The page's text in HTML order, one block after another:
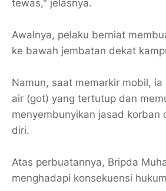
tewas," jelasnya.
Awalnya, pelaku berniat
ke bawah jembatan dekat
Namun, saat memarkir mobil, ia
air (got) yang tertutup dan
menyembunyikan jasad korban
diri.
Atas perbuatannya, Bripda
menghadapi konsekuensi